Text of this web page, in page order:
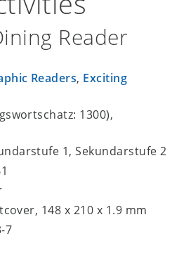
Reader
Readers, Exciting
1300),
1, Sekundarstufe 2
148 x 210 x 1.9 mm
7